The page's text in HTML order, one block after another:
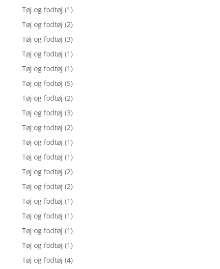
Tøj og fodtøj (1)
Tøj og fodtøj (2)
Tøj og fodtøj (3)
Tøj og fodtøj (1)
Tøj og fodtøj (1)
Tøj og fodtøj (5)
Tøj og fodtøj (2)
Tøj og fodtøj (3)
Tøj og fodtøj (2)
Tøj og fodtøj (1)
Tøj og fodtøj (1)
Tøj og fodtøj (2)
Tøj og fodtøj (2)
Tøj og fodtøj (1)
Tøj og fodtøj (1)
Tøj og fodtøj (1)
Tøj og fodtøj (1)
Tøj og fodtøj (4)